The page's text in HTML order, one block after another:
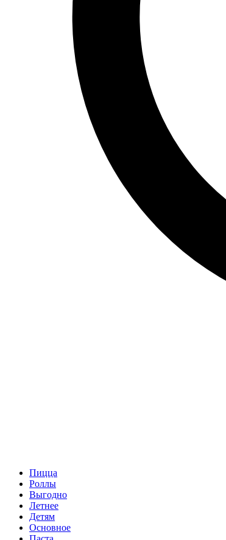
Пицца
Роллы
Выгодно
Летнее
Детям
Основное